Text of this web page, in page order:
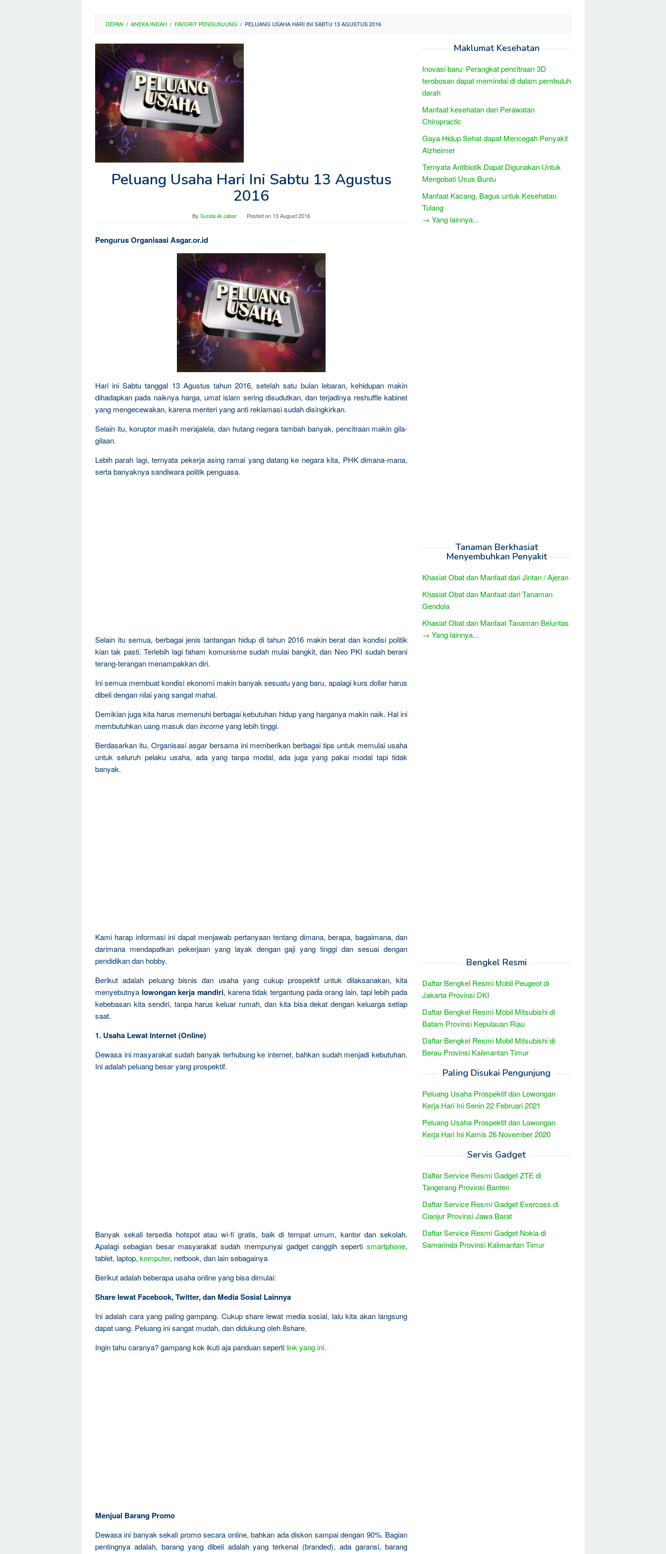
DEPAN / ANEKA INDAH / FAVORIT PENGUNJUNG / PELUANG USAHA HARI INI SABTU 13 AGUSTUS 2016
Peluang Usaha Hari Ini Sabtu 13 Agustus
2016
By Sunda Al Jabar Posted on 13 August 2016
Pengurus Organisasi Asgar.or.id
Hari ini Sabtu tanggal 13 Agustus tahun 2016, setelah satu bulan lebaran, kehidupan makin
dihadapkan pada naiknya harga, umat islam sering disudutkan, dan terjadinya reshuffle kabinet
yang mengecewakan, karena menteri yang anti reklamasi sudah disingkirkan.
Selain itu, koruptor masih merajalela, dan hutang negara tambah banyak, pencitraan makin gila-
gilaan.
Lebih parah lagi, ternyata pekerja asing ramai yang datang ke negara kita, PHK dimana-mana,
serta banyaknya sandiwara politik penguasa.
Selain itu semua, berbagai jenis tantangan hidup di tahun 2016 makin berat dan kondisi politik
kian tak pasti. Terlebih lagi faham komunisme sudah mulai bangkit, dan Neo PKI sudah berani
terang-terangan menampakkan diri.
Ini semua membuat kondisi ekonomi makin banyak sesuatu yang baru, apalagi kurs dollar harus
dibeli dengan nilai yang sangat mahal.
Demikian juga kita harus memenuhi berbagai kebutuhan hidup yang harganya makin naik. Hal ini
membutuhkan uang masuk danincomeyang lebih tinggi.
Berdasarkan itu, Organisasi asgar bersama ini memberikan berbagai tips untuk memulai usaha
untuk seluruh pelaku usaha, ada yang tanpa modal, ada juga yang pakai modal tapi tidak
banyak.
Kami harap informasi ini dapat menjawab pertanyaan tentang dimana, berapa, bagaimana, dan
darimana mendapatkan pekerjaan yang layak dengan gaji yang tinggi dan sesuai dengan
pendidikan dan hobby.
Berikut adalah peluang bisnis dan usaha yang cukup prospektif untuk dilaksanakan, kita
menyebutnya lowongan kerja mandiri, karena tidak tergantung pada orang lain, tapi lebih pada
kebebasan kita sendiri, tanpa harus keluar rumah, dan kita bisa dekat dengan keluarga setiap
saat.
1. Usaha Lewat Internet (Online)
Dewasa ini masyarakat sudah banyak terhubung ke internet, bahkan sudah menjadi kebutuhan.
Ini adalah peluang besar yang prospektif.
Banyak sekali tersedia hotspot atau wi-fi gratis, baik di tempat umum, kantor dan sekolah.
Apalagi sebagian besar masyarakat sudah mempunyai gadget canggih seperti smartphone,
tablet, laptop, komputer, netbook, dan lain sebagainya
Berikut adalah beberapa usaha online yang bisa dimulai:
Share lewat Facebook, Twitter, dan Media Sosial Lainnya
Ini adalah cara yang paling gampang. Cukup share lewat media sosial, lalu kita akan langsung
dapat uang. Peluang ini sangat mudah, dan didukung oleh 8share.
Ingin tahu caranya? gampang kok ikuti aja panduan seperti link yang ini.
Menjual Barang Promo
Dewasa ini banyak sekali promo secara online, bahkan ada diskon sampai dengan 90%. Bagian
pentingnya adalah, barang yang dibeli adalah yang terkenal (branded), ada garansi, barang
Maklumat Kesehatan
Inovasi baru: Perangkat pencitraan 3D
terobosan dapat memindai di dalam pembuluh
darah
Manfaat kesehatan dari Perawatan
Chiropractic
Gaya Hidup Sehat dapat Mencegah Penyakit
Alzheimer
Ternyata Antibiotik Dapat Digunakan Untuk
Mengobati Usus Buntu
Manfaat Kacang, Bagus untuk Kesehatan
Tulang
→ Yang lainnya...
Tanaman Berkhasiat
Menyembuhkan Penyakit
Khasiat Obat dan Manfaat dari Jintan / Ajeran
Khasiat Obat dan Manfaat dari Tanaman
Gendola
Khasiat Obat dan Manfaat Tanaman Beluntas
→ Yang lainnya...
Bengkel Resmi
Daftar Bengkel Resmi Mobil Peugeot di
Jakarta Provinsi DKI
Daftar Bengkel Resmi Mobil Mitsubishi di
Batam Provinsi Kepulauan Riau
Daftar Bengkel Resmi Mobil Mitsubishi di
Berau Provinsi Kalimantan Timur
Paling Disukai Pengunjung
Peluang Usaha Prospektif dan Lowongan
Kerja Hari Ini Senin 22 Februari 2021
Peluang Usaha Prospektif dan Lowongan
Kerja Hari Ini Kamis 26 November 2020
Servis Gadget
Daftar Service Resmi Gadget ZTE di
Tangerang Provinsi Banten
Daftar Service Resmi Gadget Evercoss di
Cianjur Provinsi Jawa Barat
Daftar Service Resmi Gadget Nokia di
Samarinda Provinsi Kalimantan Timur